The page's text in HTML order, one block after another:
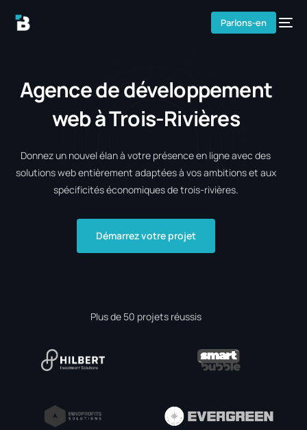
Parlons-en
Agence de développement
web à Trois-Rivières
Donnez un nouvel élan à votre présence en ligne avec des
solutions web entièrement adaptées à vos ambitions et aux
spécificités économiques de trois-rivières.
Démarrez votre projet
Plus de 50 projets réussis